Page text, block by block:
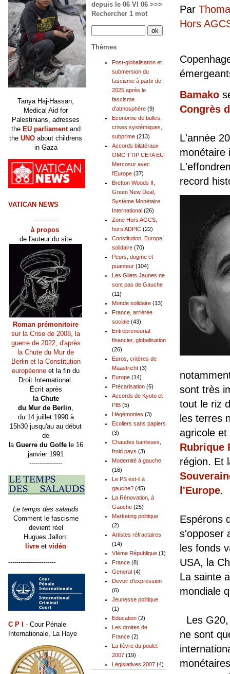
Par
Hors
Bamako
Congrès
L'année
monétaire
record
sont très
tout le riz
les terres
agricole
Rubrique
région. Et
l'Europe.
Espérons
s'opposer
les fonds
USA, la
La sainte
mondiale
Les
ne sont
depuis le 06 VI 06 >>>
Rechercher 1 mot
Thèmes
Post-globalisation et
submersion du
fascisme à partir de
2025 après le
fascisme
d'atmosphère (9)
Economie de bulles,
crises systémiques,
subprime (213)
Accords bilatéraux
OMC TTIP CETA EU-
Mercosur avec
l'Europe (37)
Bretton Woods II,
Green New Deal,
Système Monétaire
International (26)
Zone Hors AGCS,
hors ADPIC (22)
Constitution, Europe
solidaire (70)
Peurs, dogme et
puanteur (104)
Les Gilets Jaunes ne
sont pas de Gauche
(11)
Monde solidaire (13)
France, arriérée
sociale (43)
Entrepreneuriat
financier, globalisation
(26)
Euros, critères de
Maastricht (3)
Europe (14)
Précarisation (6)
Accords de Kyoto et
PIB (5)
Hégémonies (3)
Ecoliers sans papiers
(3)
Chaudes banlieues,
froid pays (3)
Modernité à gauche
(16)
Le PS est-il à
gauche? (45)
La Rénovation, à
Gauche (25)
Marketing politique
(2)
Artistes réfractaires
(14)
VIème République (1)
France (8)
General (4)
Devoir d'expression
(6)
Jeunesse politique
(1)
Education (2)
Les droites de
France (2)
La fièvre du poulet
2007 (19)
Législatives 2007 (4)
Tanya Haj-Hassan,
Medical Aid for
Palestinians, adresses
the EU parliamentand
the UNO about childrens
in Gaza
VATICAN NEWS
------------
à propos
de l'auteur du site
Roman prémonitoire
sur la Crise de 2008, la
guerre de 2022, d'après
la Chute du Mur de
Berlin et la Constitution
européenne et la fin du
Droit International.
Écrit après
la Chute
du Mur de Berlin,
du 14 juillet 1990 à
15h30 jusqu'au au début
de
la Guerre du Golfele 16
janvier 1991
----------------
Le temps des salauds
Comment le fascisme
devient réel
Hugues Jallon:
livre et vidéo
-----------------------
C P I
- Cour Pénale
Internationale, La Haye